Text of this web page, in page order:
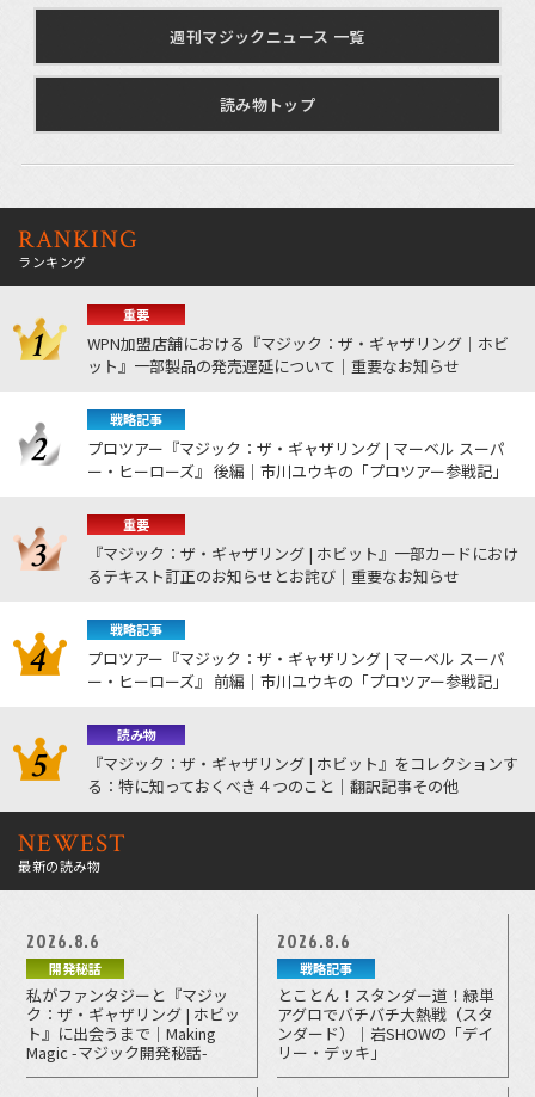
週刊マジックニュース 一覧
読み物トップ
RANKING
ランキング
重要
WPN加盟店舗における『マジック：ザ・ギャザリング｜ホビ
ット』一部製品の発売遅延について｜重要なお知らせ
戦略記事
プロツアー『マジック：ザ・ギャザリング | マーベル スーパ
ー・ヒーローズ』 後編｜市川ユウキの「プロツアー参戦記」
重要
『マジック：ザ・ギャザリング | ホビット』一部カードにおけ
るテキスト訂正のお知らせとお詫び｜重要なお知らせ
戦略記事
プロツアー『マジック：ザ・ギャザリング | マーベル スーパ
ー・ヒーローズ』 前編｜市川ユウキの「プロツアー参戦記」
読み物
『マジック：ザ・ギャザリング | ホビット』をコレクションす
る：特に知っておくべき４つのこと｜翻訳記事その他
NEWEST
最新の読み物
2026.8.6
開発秘話
私がファンタジーと『マジッ
ク：ザ・ギャザリング | ホビッ
ト』に出会うまで｜Making
Magic -マジック開発秘話-
2026.8.6
戦略記事
とことん！スタンダー道！緑単
アグロでバチバチ大熱戦（スタ
ンダード）｜岩SHOWの「デイ
リー・デッキ」